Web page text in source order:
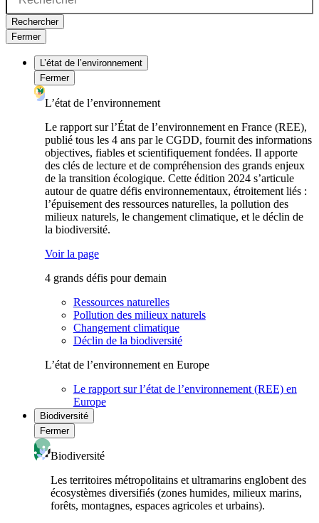
Rechercher
Fermer
L’état de l’environnement
Fermer
L’état de l’environnement
Le rapport sur l’État de l’environnement en France (REE),
publié tous les 4 ans par le CGDD, fournit des informations
objectives, fiables et scientifiquement fondées. Il apporte
des clés de lecture et de compréhension des grands enjeux
de la transition écologique. Cette édition 2024 s’articule
autour de quatre défis environnementaux, étroitement liés :
l’épuisement des ressources naturelles, la pollution des
milieux naturels, le changement climatique, et le déclin de
la biodiversité.
Voir la page
4 grands défis pour demain
Ressources naturelles
Pollution des milieux naturels
Changement climatique
Déclin de la biodiversité
L’état de l’environnement en Europe
Le rapport sur l’état de l’environnement (REE) en
Europe
Biodiversité
Fermer
Biodiversité
Les territoires métropolitains et ultramarins englobent des
écosystèmes diversifiés (zones humides, milieux marins,
forêts, montagnes, espaces agricoles et urbains).